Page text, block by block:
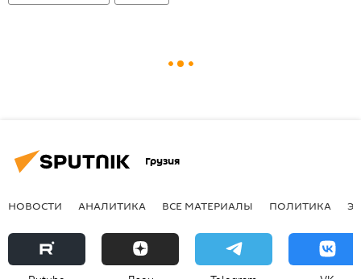
Грузия
НОВОСТИ АНАЛИТИКА ВСЕ МАТЕРИАЛЫ ПОЛИТИКА